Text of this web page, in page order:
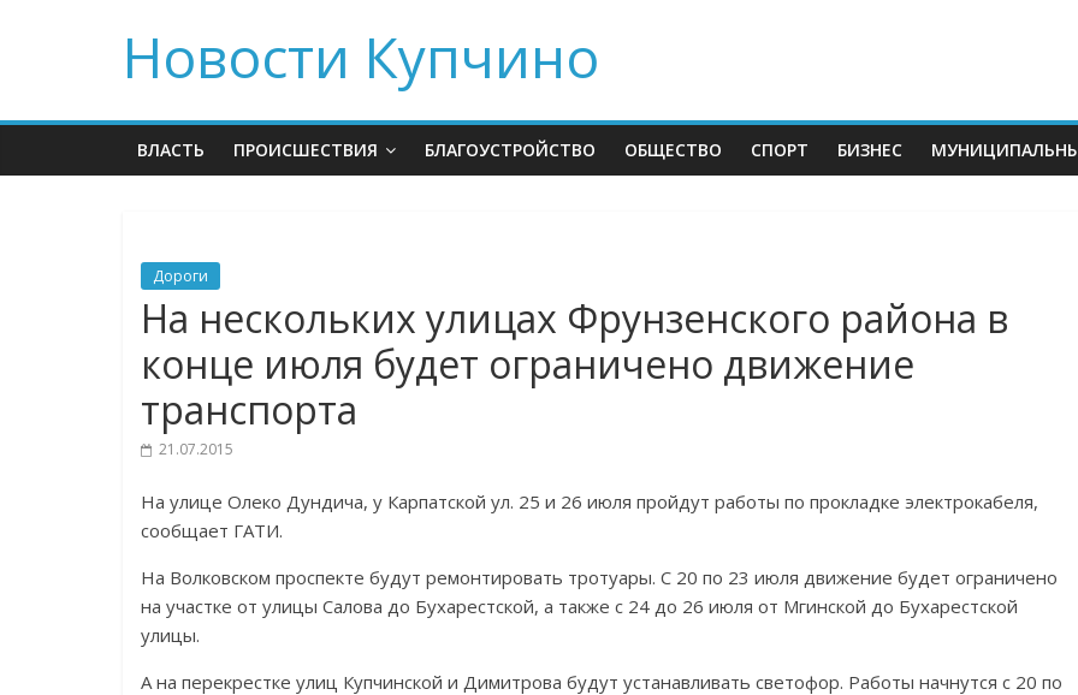
Новости Купчино
ВЛАСТЬ ПРОИСШЕСТВИЯ БЛАГОУСТРОЙСТВО ОБЩЕСТВО СПОРТ БИЗНЕС
Дороги
На нескольких улицах Фрунзенского района в
конце июля будет ограничено движение
транспорта
21.07.2015
На улице Олеко Дундича, у Карпатской ул. 25 и 26 июля пройдут работы по прокладке электрокабеля,
сообщает ГАТИ.
На Волковском проспекте будут ремонтировать тротуары. С 20 по 23 июля движение будет ограничено
на участке от улицы Салова до Бухарестской, а также с 24 до 26 июля от Мгинской до Бухарестской
улицы.
А на перекрестке улиц Купчинской и Димитрова будут устанавливать светофор. Работы начнутся с 20 по